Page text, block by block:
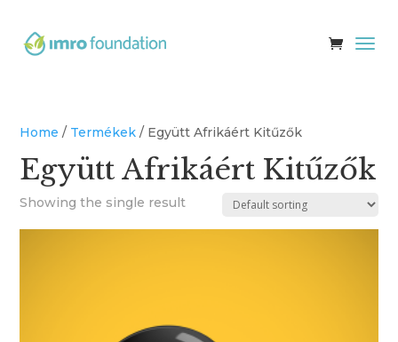
Home / Termékek / Együtt Afrikáért Kitűzők
Együtt Afrikáért Kitűzők
Showing the single result